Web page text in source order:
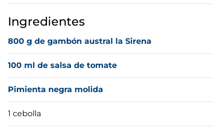
Ingredientes
800 g de gambón austral la Sirena
100 ml de salsa de tomate
Pimienta negra molida
1 cebolla
10 pollo